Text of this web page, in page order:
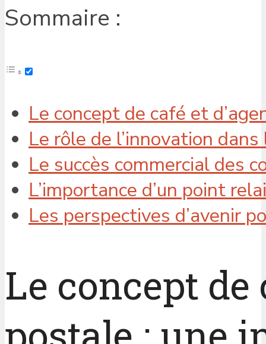
Sommaire :
Le concept de café et
Le rôle de l’innovation
Le succès commercial des
L’importance d’un point
Les perspectives d’avenir
Le concept de